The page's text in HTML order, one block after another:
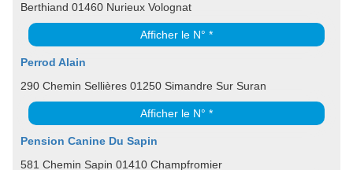
Berthiand 01460 Nurieux Volognat
Afficher le N° *
Perrod Alain
290 Chemin Sellières 01250 Simandre Sur Suran
Afficher le N° *
Pension Canine Du Sapin
581 Chemin Sapin 01410 Champfromier